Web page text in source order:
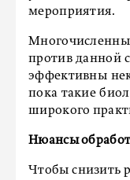
мероприятия.
против данной
эффективны
пока такие
широкого
Нюансы
Чтобы снизить